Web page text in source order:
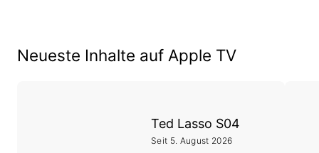
Neueste Inhalte auf Apple TV
Ted Lasso S04
Seit 5. August 2026